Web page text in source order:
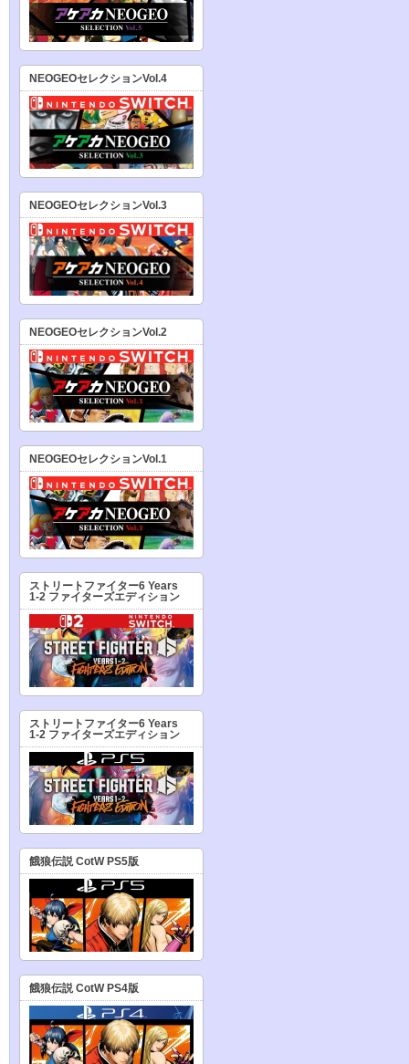
NEOGEOセレクションVol.4
NEOGEOセレクションVol.3
NEOGEOセレクションVol.2
NEOGEOセレクションVol.1
ストリートファイター6 Years
1-2 ファイターズエディション
ストリートファイター6 Years
1-2 ファイターズエディション
餓狼伝説 CotW PS5版
餓狼伝説 CotW PS4版